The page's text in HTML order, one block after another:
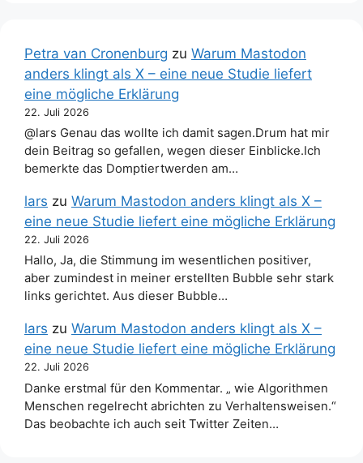
Petra van Cronenburg zu Warum Mastodon
anders klingt als X – eine neue Studie liefert
eine mögliche Erklärung
22. Juli 2026
@lars Genau das wollte ich damit sagen.Drum hat mir
dein Beitrag so gefallen, wegen dieser Einblicke.Ich
bemerkte das Domptiertwerden am…
lars zu Warum Mastodon anders klingt als X –
eine neue Studie liefert eine mögliche Erklärung
22. Juli 2026
Hallo, Ja, die Stimmung im wesentlichen positiver,
aber zumindest in meiner erstellten Bubble sehr stark
links gerichtet. Aus dieser Bubble…
lars zu Warum Mastodon anders klingt als X –
eine neue Studie liefert eine mögliche Erklärung
22. Juli 2026
Danke erstmal für den Kommentar. „ wie Algorithmen
Menschen regelrecht abrichten zu Verhaltensweisen.“
Das beobachte ich auch seit Twitter Zeiten…